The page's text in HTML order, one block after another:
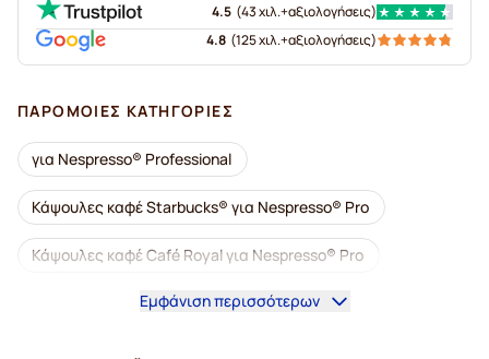
4.5 (43 χιλ.+αξιολογήσεις)
4.8 (125 χιλ.+αξιολογήσεις)
ΠΑΡΌΜΟΙΕΣ ΚΑΤΗΓΟΡΊΕΣ
για Nespresso® Professional
Κάψουλες καφέ Starbucks® για Nespresso® Pro
Κάψουλες καφέ Café Royal για Nespresso® Pro
Καφετιέρες για Nespresso® Professional
Εμφάνιση περισσότερων